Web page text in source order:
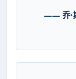
—— 乔·